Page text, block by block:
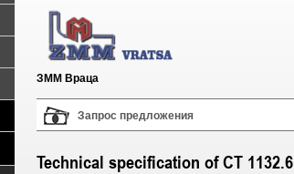
ЗММ Враца
Запрос предложения
Technical specification of CT 1132.6